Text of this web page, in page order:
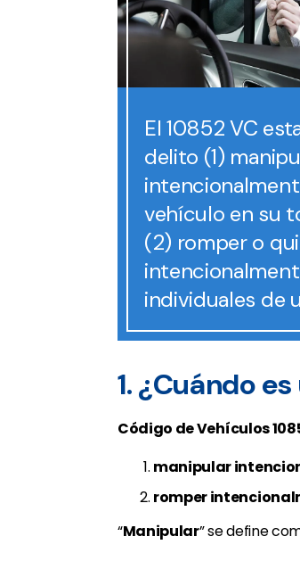
El 10852 VC
delito (1)
vehículo en su
(2) romper o
individuales de
1. ¿Cuándo
Código de Vehículos
manipular
romper
“Manipular” se define